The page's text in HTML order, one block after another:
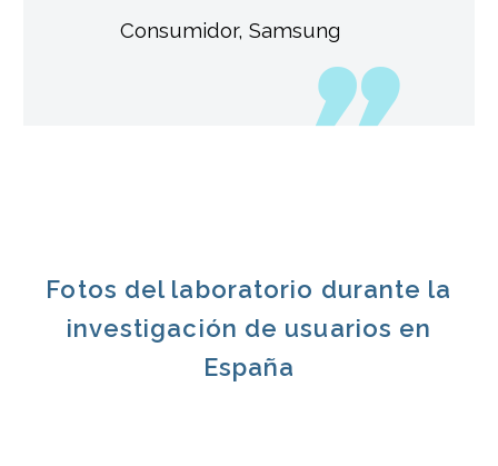
Consumidor, Samsung
Fotos del laboratorio durante la
investigación de usuarios en
España